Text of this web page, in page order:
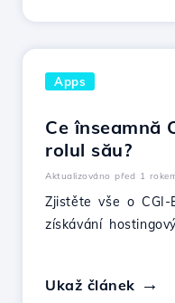
Apps
Ce înseamnă
rolul său?
Aktualizováno před 1
Zjistěte vše o
získávání
Ukaž článek